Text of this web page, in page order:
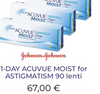
1-DAY ACUVUE MOIST for
ASTIGMATISM 90 lenti
67,00€